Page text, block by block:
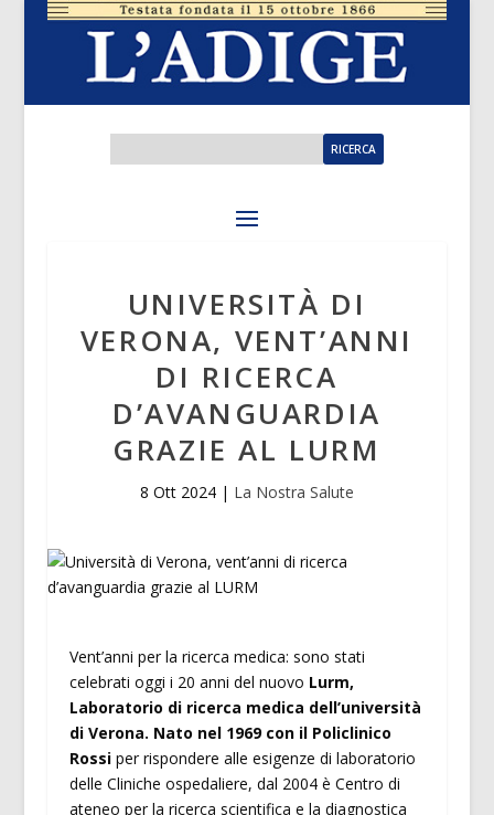
UNIVERSITÀ DI
VERONA, VENT’ANNI
DI RICERCA
D’AVANGUARDIA
GRAZIE AL LURM
8 Ott 2024| La Nostra Salute
Vent’anni per la ricerca medica: sono stati
celebrati oggi i 20 anni del nuovo Lurm,
Laboratorio di ricerca medica dell’università
di Verona. Nato nel 1969 con il Policlinico
Rossiper rispondere alle esigenze di laboratorio
delle Cliniche ospedaliere, dal 2004 è Centro di
ateneo per la ricerca scientifica e la diagnostica